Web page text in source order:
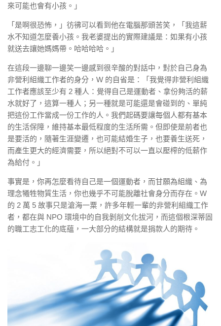
來可能也會有小孩。」
「是啊很恐怖，」彷彿可以看到他在電腦那頭苦笑，「我這薪
水不知道怎麼養小孩。我老婆提出的實際建議是：如果有小孩
就送去讓她媽媽帶。哈哈哈哈。」
在這段一邊聊一邊笑一邊感到很辛酸的對話中，對於自己身為
非營利組織工作者的身分，W 的自省是：「我覺得非營利組織
工作者應該至少有 2 種人：覺得自己是運動者、拿份夠活的薪
水就好了，這算一種人；另一種就是可能還是會碰到的、單純
把這份工作當成一份工作的人。我們起碼要讓每個人都有基本
的生活保障，維持基本最低程度的生活所需。但即使是前者也
是要活的，隨著生涯變遷，也可能結婚生子，也要養生送死，
而產生更大的經濟需要，所以絕對不可以一直以壓榨的低薪作
為給付。」
事實是，你再怎麼看待自己是一個運動者，而甘願為組織、為
理念犧牲物質生活，你也幾乎不可能脫離社會身分而存在。W
的 2 萬 5 故事只是滄海一粟，許多年輕一輩的非營利組織工作
者，都在與 NPO 環境中的自我剝削文化拔河，而這個根深蒂固
的職工志工化的底蘊，一大部分的結構就是捐款人的期待。